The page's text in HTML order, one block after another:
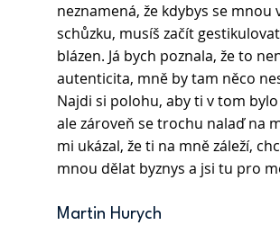
neznamená, že kdybys se mnou
schůzku, musíš začít
blázen. Já bych poznala, že to
autenticita, mně by tam něco
Najdi si polohu, aby ti v tom
ale zároveň se trochu nalaď na
mi ukázal, že ti na mně záleží,
mnou dělat byznys a jsi tu pro
Martin Hurych